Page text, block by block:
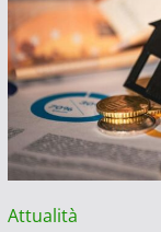
Attualità